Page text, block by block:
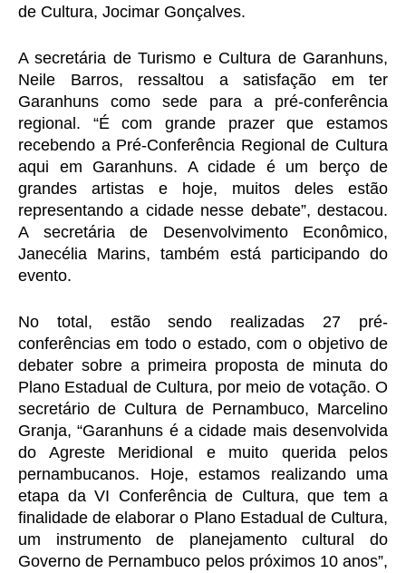
de Cultura, Jocimar Gonçalves.
A secretária de Turismo e Cultura de Garanhuns,
Neile Barros, ressaltou a satisfação em ter
Garanhuns como sede para a pré-conferência
regional. “É com grande prazer que estamos
recebendo a Pré-Conferência Regional de Cultura
aqui em Garanhuns. A cidade é um berço de
grandes artistas e hoje, muitos deles estão
representando a cidade nesse debate”, destacou.
A secretária de Desenvolvimento Econômico,
Janecélia Marins, também está participando do
evento.
No total, estão sendo realizadas 27 pré-
conferências em todo o estado, com o objetivo de
debater sobre a primeira proposta de minuta do
Plano Estadual de Cultura, por meio de votação. O
secretário de Cultura de Pernambuco, Marcelino
Granja, “Garanhuns é a cidade mais desenvolvida
do Agreste Meridional e muito querida pelos
pernambucanos. Hoje, estamos realizando uma
etapa da VI Conferência de Cultura, que tem a
finalidade de elaborar o Plano Estadual de Cultura,
um instrumento de planejamento cultural do
Governo de Pernambuco pelos próximos 10 anos”,